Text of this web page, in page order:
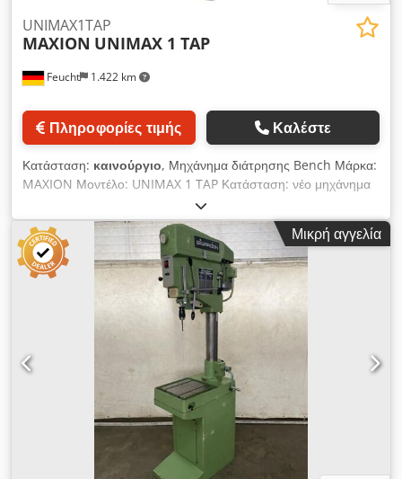
Feucht 1.422 km
UNIMAX1TAP
MAXION UNIMAX 1 TAP
Πληροφορίες τιμής Καλέστε
Κατάσταση: καινούργιο, Μηχάνημα διάτρησης Bench Μάρκα:
MAXION Μοντέλο: UNIMAX 1 TAP Κατάσταση: νέο μηχάνημα
Ταχύτητα ατράκτου (συνεχής): 200-4000 σ.α.λ. Κανονική ισχύς
ακουστικών ALB: 18 mm εξοπλισμένο ως στάνταρ με:
-Συσκευή κοπής σπειρώματος -Εμφάνιση ψηφιακής
ταχύτητας- -Ρυθμίσεις πίνακα μέσω rack και pinion -Manual
Dsdpfx Apeci A S Soaskr
Μικρή αγγελία